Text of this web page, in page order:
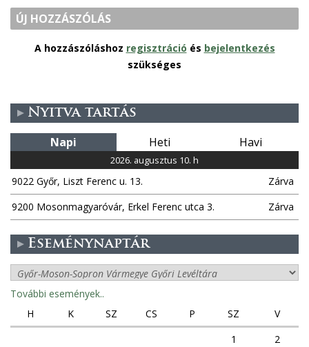
ÚJ HOZZÁSZÓLÁS
A hozzászóláshoz regisztráció és bejelentkezés
szükséges
Nyitva tartás
Napi Heti Havi
2026. augusztus 10. h
9022 Győr, Liszt Ferenc u. 13.
Zárva
9200 Mosonmagyaróvár, Erkel Ferenc utca 3.
Zárva
Eseménynaptár
További események..
H
K SZ CS P SZ
V
1
2